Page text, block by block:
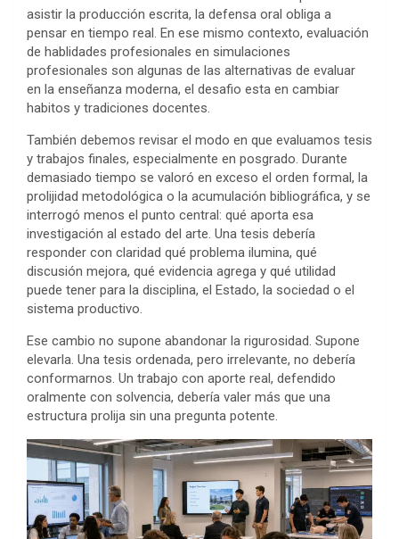
asistir la producción escrita, la defensa oral obliga a
pensar en tiempo real. En ese mismo contexto, evaluación
de hablidades profesionales en simulaciones
profesionales son algunas de las alternativas de evaluar
en la enseñanza moderna, el desafio esta en cambiar
habitos y tradiciones docentes.
También debemos revisar el modo en que evaluamos tesis
y trabajos finales, especialmente en posgrado. Durante
demasiado tiempo se valoró en exceso el orden formal, la
prolijidad metodológica o la acumulación bibliográfica, y se
interrogó menos el punto central: qué aporta esa
investigación al estado del arte. Una tesis debería
responder con claridad qué problema ilumina, qué
discusión mejora, qué evidencia agrega y qué utilidad
puede tener para la disciplina, el Estado, la sociedad o el
sistema productivo.
Ese cambio no supone abandonar la rigurosidad. Supone
elevarla. Una tesis ordenada, pero irrelevante, no debería
conformarnos. Un trabajo con aporte real, defendido
oralmente con solvencia, debería valer más que una
estructura prolija sin una pregunta potente.